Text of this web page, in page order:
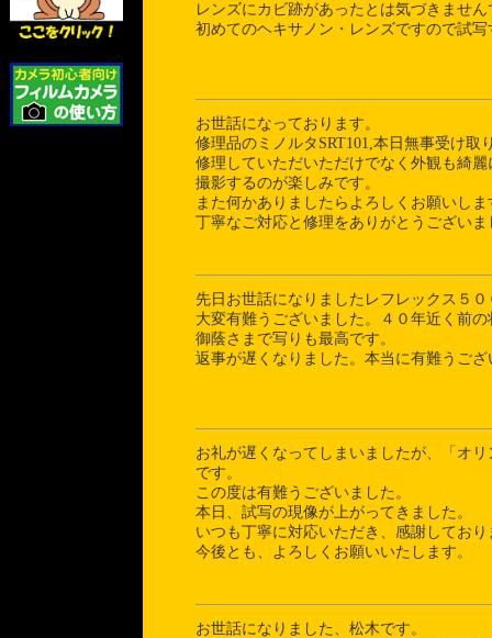
レンズにカビ跡があったとは気づきません
初めてのヘキサノン・レンズですので試
お世話になっております。
修理品のミノルタSRT101,本日無事受け取
修理していただいただけでなく外観も綺
撮影するのが楽しみです。
また何かありましたらよろしくお願いしま
丁寧なご対応と修理をありがとうございま
先日お世話になりましたレフレックス５
大変有難うございました。４０年近く前
御蔭さまで写りも最高です。
返事が遅くなりました。本当に有難うござ
お礼が遅くなってしまいましたが、「オ
です。
この度は有難うございました。
本日、試写の現像が上がってきました。
いつも丁寧に対応いただき、感謝しており
今後とも、よろしくお願いいたします。
お世話になりました、松木です。